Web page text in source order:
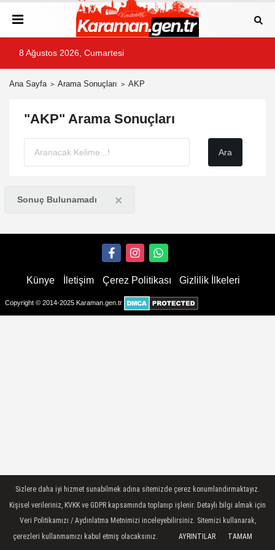
8 Ağustos 2026, Cumartesi
Ana Sayfa Arama Sonuçları AKP
"AKP" Arama Sonuçları
Sonuç Bulunamadı ×
Künye İletişim Çerez Politikası Gizlilik İlkeleri
Copyright © 2014-2025 Karaman.gen.tr
Sizlere daha iyi hizmet sunabilmek adına sitemizde çerez konumlandırmaktayız.
Kişisel verileriniz, KVKK ve GDPR kapsamında toplanıp işlenir. Detaylı bilgi almak için
Veri Politikamızı / Aydınlatma Metnimizi inceleyebilirsiniz. Sitemizi kullanarak,
çerezleri kullanmamızı kabul etmiş olacaksınız.
AYRINTILAR TAMAM